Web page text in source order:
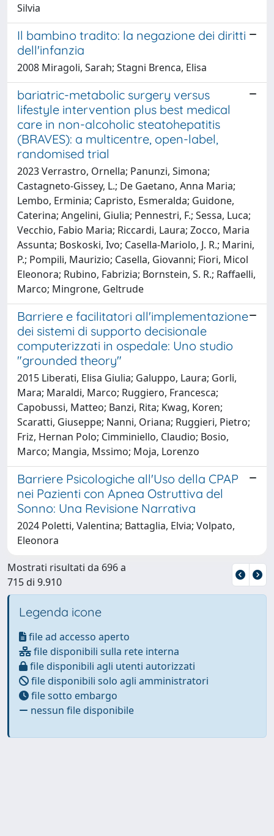
Silvia
Il bambino tradito: la negazione dei diritti
dell'infanzia
2008 Miragoli, Sarah; Stagni Brenca, Elisa
bariatric-metabolic surgery versus
lifestyle intervention plus best medical
care in non-alcoholic steatohepatitis
(BRAVES): a multicentre, open-label,
randomised trial
2023 Verrastro, Ornella; Panunzi, Simona;
Castagneto-Gissey, L.; De Gaetano, Anna Maria;
Lembo, Erminia; Capristo, Esmeralda; Guidone,
Caterina; Angelini, Giulia; Pennestri, F.; Sessa, Luca;
Vecchio, Fabio Maria; Riccardi, Laura; Zocco, Maria
Assunta; Boskoski, Ivo; Casella-Mariolo, J. R.; Marini,
P.; Pompili, Maurizio; Casella, Giovanni; Fiori, Micol
Eleonora; Rubino, Fabrizia; Bornstein, S. R.; Raffaelli,
Marco; Mingrone, Geltrude
Barriere e facilitatori all'implementazione
dei sistemi di supporto decisionale
computerizzati in ospedale: Uno studio
"grounded theory"
2015 Liberati, Elisa Giulia; Galuppo, Laura; Gorli,
Mara; Maraldi, Marco; Ruggiero, Francesca;
Capobussi, Matteo; Banzi, Rita; Kwag, Koren;
Scaratti, Giuseppe; Nanni, Oriana; Ruggieri, Pietro;
Friz, Hernan Polo; Cimminiello, Claudio; Bosio,
Marco; Mangia, Mssimo; Moja, Lorenzo
Barriere Psicologiche all'Uso della CPAP
nei Pazienti con Apnea Ostruttiva del
Sonno: Una Revisione Narrativa
2024 Poletti, Valentina; Battaglia, Elvia; Volpato,
Eleonora
Mostrati risultati da 696 a
715 di 9.910
Legenda icone
file ad accesso aperto
file disponibili sulla rete interna
file disponibili agli utenti autorizzati
file disponibili solo agli amministratori
file sotto embargo
nessun file disponibile